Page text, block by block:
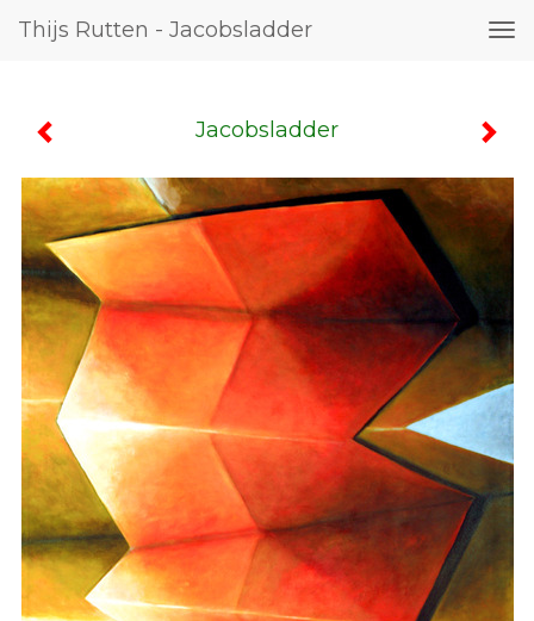
Thijs Rutten - Jacobsladder
Jacobsladder